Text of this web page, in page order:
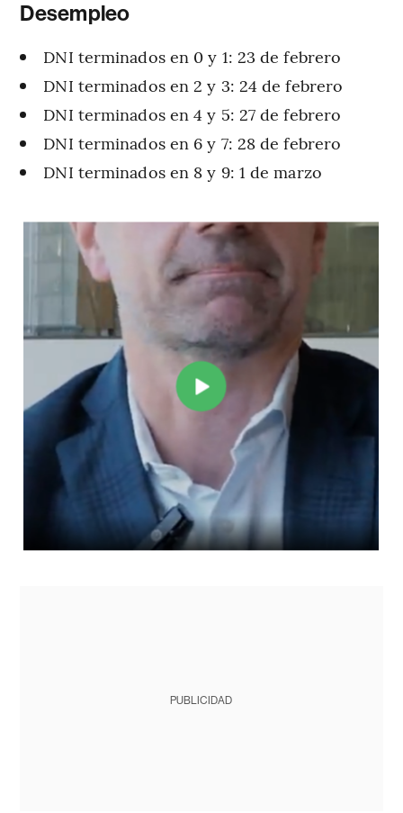
Desempleo
DNI terminados en 0 y 1: 23 de febrero
DNI terminados en 2 y 3: 24 de febrero
DNI terminados en 4 y 5: 27 de febrero
DNI terminados en 6 y 7: 28 de febrero
DNI terminados en 8 y 9: 1 de marzo
PUBLICIDAD